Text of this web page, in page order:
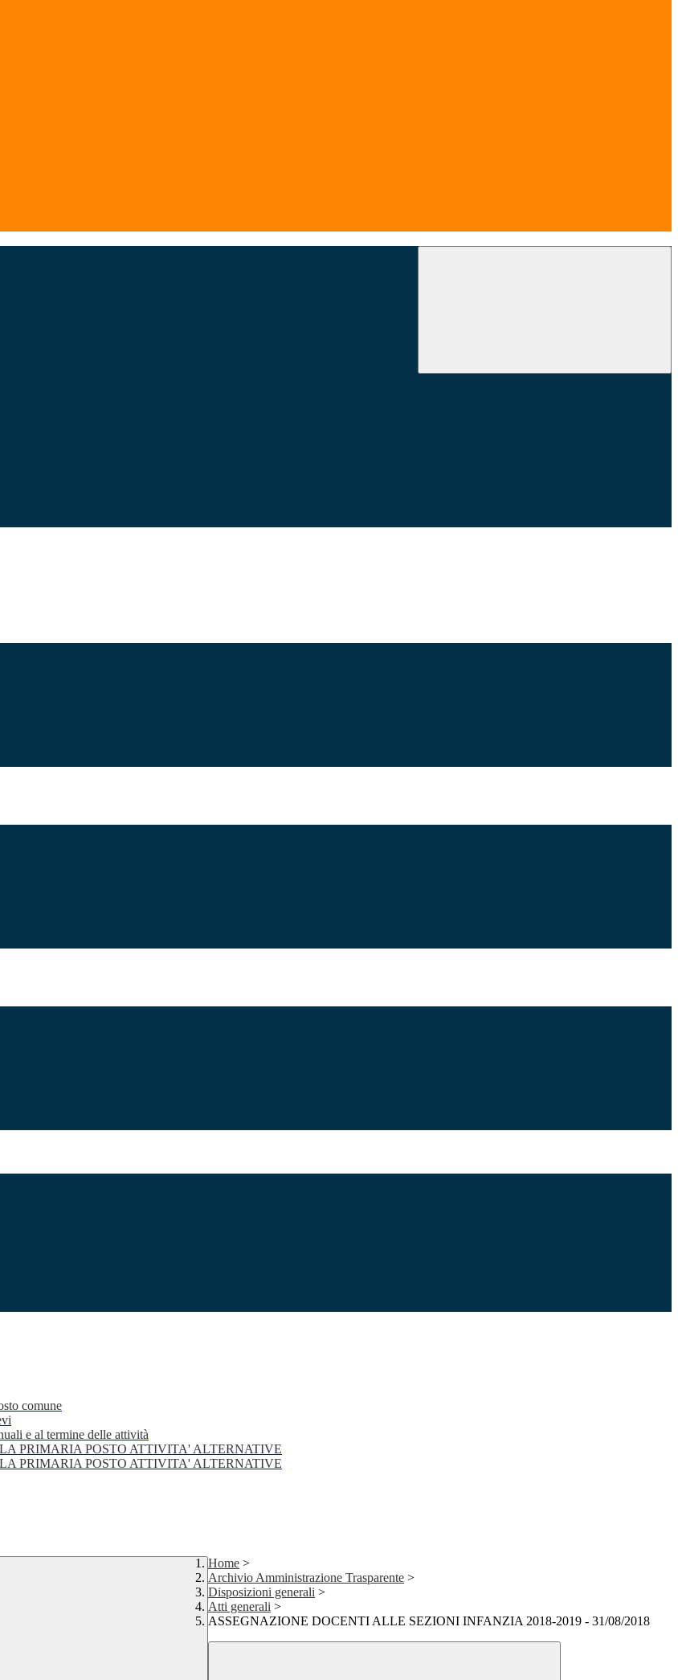
comune
e al termine delle attività
PRIMARIA POSTO ATTIVITA' ALTERNATIVE
PRIMARIA POSTO ATTIVITA' ALTERNATIVE
Home >
Archivio Amministrazione Trasparente >
Disposizioni generali >
Atti generali >
ASSEGNAZIONE DOCENTI ALLE SEZIONI INFANZIA 2018-2019 - 31/08/2018